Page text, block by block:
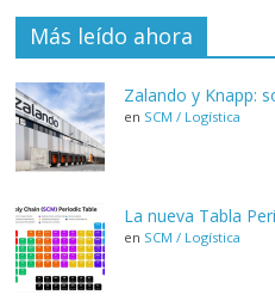
Más leído ahora
Zalando y Knapp:
en SCM / Logística
La nueva Tabla
en SCM / Logística